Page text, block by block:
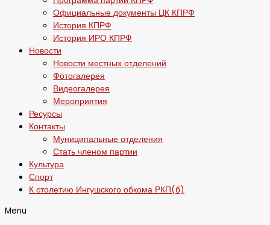
Официальные документы ЦК КПРФ
История КПРФ
История ИРО КПРФ
Новости
Новости местных отделений
Фотогалерея
Видеогалерея
Мероприятия
Ресурсы
Контакты
Муниципальные отделения
Стать членом партии
Культура
Спорт
К столетию Ингушского обкома РКП(б)
Menu